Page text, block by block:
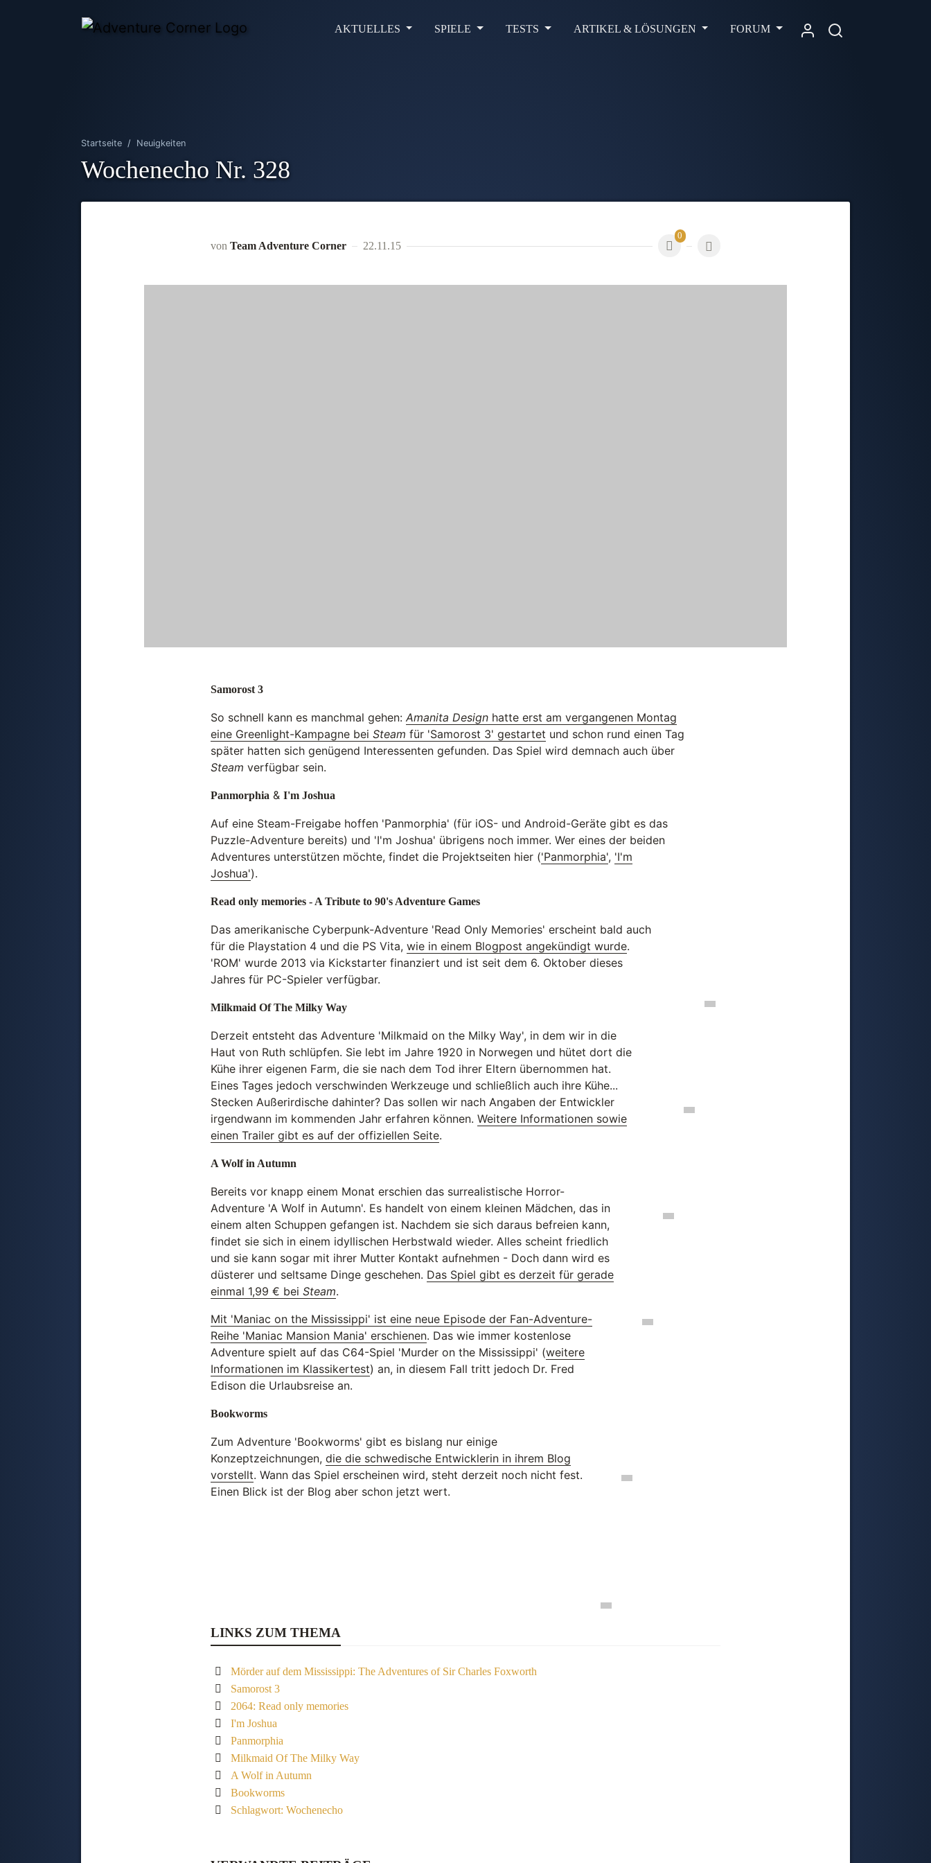
AKTUELLES SPIELE TESTS ARTIKEL & LÖSUNGEN FORUM
Startseite Neuigkeiten
Wochenecho Nr. 328
von Team Adventure Corner 22.11.15
0
Samorost 3
So schnell kann es manchmal gehen: Amanita Designhatte erst am vergangenen Montag
eine Greenlight-Kampagne bei Steam für 'Samorost 3' gestartet und schon rund einen Tag
später hatten sich genügend Interessenten gefunden. Das Spiel wird demnach auch über
Steam verfügbar sein.
Panmorphia & I'm Joshua
Auf eine Steam-Freigabe hoffen 'Panmorphia' (für iOS- und Android-Geräte gibt es das
Puzzle-Adventure bereits) und 'I'm Joshua' übrigens noch immer. Wer eines der beiden
Adventures unterstützen möchte, findet die Projektseiten hier ('Panmorphia', 'I'm
Joshua').
Read only memories - A Tribute to 90's Adventure Games
Das amerikanische Cyberpunk-Adventure 'Read Only Memories' erscheint bald auch
für die Playstation 4 und die PS Vita, wie in einem Blogpost angekündigt wurde.
'ROM' wurde 2013 via Kickstarter finanziert und ist seit dem 6. Oktober dieses
Jahres für PC-Spieler verfügbar.
Milkmaid Of The Milky Way
Derzeit entsteht das Adventure 'Milkmaid on the Milky Way', in dem wir in die
Haut von Ruth schlüpfen. Sie lebt im Jahre 1920 in Norwegen und hütet dort die
Kühe ihrer eigenen Farm, die sie nach dem Tod ihrer Eltern übernommen hat.
Eines Tages jedoch verschwinden Werkzeuge und schließlich auch ihre Kühe...
Stecken Außerirdische dahinter? Das sollen wir nach Angaben der Entwickler
irgendwann im kommenden Jahr erfahren können. Weitere Informationen sowie
einen Trailer gibt es auf der offiziellen Seite.
A Wolf in Autumn
Bereits vor knapp einem Monat erschien das surrealistische Horror-
Adventure 'A Wolf in Autumn'. Es handelt von einem kleinen Mädchen, das in
einem alten Schuppen gefangen ist. Nachdem sie sich daraus befreien kann,
findet sie sich in einem idyllischen Herbstwald wieder. Alles scheint friedlich
und sie kann sogar mit ihrer Mutter Kontakt aufnehmen - Doch dann wird es
düsterer und seltsame Dinge geschehen. Das Spiel gibt es derzeit für gerade
einmal 1,99 € bei Steam.
Mit 'Maniac on the Mississippi' ist eine neue Episode der Fan-Adventure-
Reihe 'Maniac Mansion Mania' erschienen. Das wie immer kostenlose
Adventure spielt auf das C64-Spiel 'Murder on the Mississippi' (weitere
Informationen im Klassikertest) an, in diesem Fall tritt jedoch Dr. Fred
Edison die Urlaubsreise an.
Bookworms
Zum Adventure 'Bookworms' gibt es bislang nur einige
Konzeptzeichnungen, die die schwedische Entwicklerin in ihrem Blog
vorstellt. Wann das Spiel erscheinen wird, steht derzeit noch nicht fest.
Einen Blick ist der Blog aber schon jetzt wert.
LINKS ZUM THEMA
Mörder auf dem Mississippi: The Adventures of Sir Charles Foxworth
Samorost 3
2064: Read only memories
I'm Joshua
Panmorphia
Milkmaid Of The Milky Way
A Wolf in Autumn
Bookworms
Schlagwort: Wochenecho